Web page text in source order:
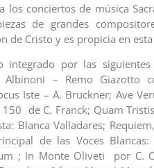
los conciertos de música
de grandes
de Cristo y es propicia en
integrado por las
– Remo Giazotto
Iste – A. Bruckner; Ave
de C. Franck; Quam
Blanca Valladares;
de las Voces Blancas:
; In Monte Oliveti por C.